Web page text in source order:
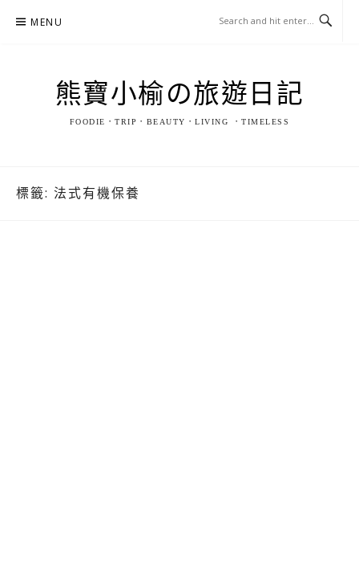
MENU
熊寶小榆の旅遊日記
FOODIE．TRIP．BEAUTY．LIVING ．TIMELESS
標籤: 法式有機保養